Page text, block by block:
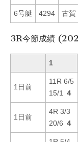
6号艇 4294 古賀
3R今節成績
1
1日前
11R 6/5
15/1
４
1日前
4R 3/3
20/6 ４